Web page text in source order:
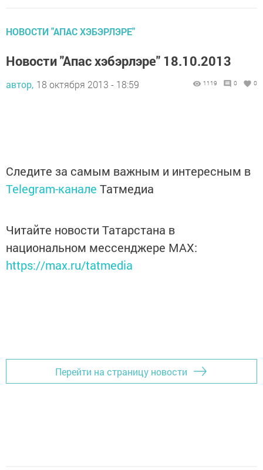
НОВОСТИ "АПАС ХЭБЭРЛЭРЕ"
Новости "Апас хэбэрлэре" 18.10.2013
автор, 18 октября 2013 - 18:59 1119 0 0
Следите за самым важным и интересным в
Telegram-канале Татмедиа
Читайте новости Татарстана в
национальном мессенджере MАХ:
https://max.ru/tatmedia
Перейти на страницу новости